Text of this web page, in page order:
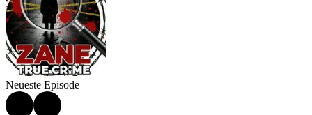
Neueste Episode